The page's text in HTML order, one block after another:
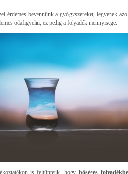
érdemes bevennünk a gyógyszereket, legyenek
odafigyelni, ez pedig a folyadék mennyisége.
is feltüntetik, hogy bőséges